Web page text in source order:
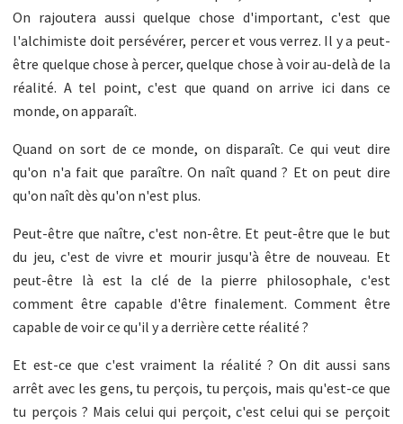
On rajoutera aussi quelque chose d'important, c'est que
l'alchimiste doit persévérer, percer et vous verrez. Il y a peut-
être quelque chose à percer, quelque chose à voir au-delà de la
réalité. A tel point, c'est que quand on arrive ici dans ce
monde, on apparaît.
Quand on sort de ce monde, on disparaît. Ce qui veut dire
qu'on n'a fait que paraître. On naît quand ? Et on peut dire
qu'on naît dès qu'on n'est plus.
Peut-être que naître, c'est non-être. Et peut-être que le but
du jeu, c'est de vivre et mourir jusqu'à être de nouveau. Et
peut-être là est la clé de la pierre philosophale, c'est
comment être capable d'être finalement. Comment être
capable de voir ce qu'il y a derrière cette réalité ?
Et est-ce que c'est vraiment la réalité ? On dit aussi sans
arrêt avec les gens, tu perçois, tu perçois, mais qu'est-ce que
tu perçois ? Mais celui qui perçoit, c'est celui qui se perçoit